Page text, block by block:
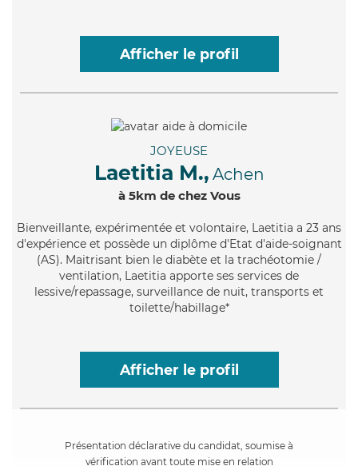
Afficher le profil
JOYEUSE
Laetitia M., Achen
à 5km de chez Vous
Bienveillante, expérimentée et volontaire, Laetitia a 23 ans
d'expérience et possède un diplôme d'Etat d'aide-soignant
(AS). Maitrisant bien le diabète et la trachéotomie /
ventilation, Laetitia apporte ses services de
lessive/repassage, surveillance de nuit, transports et
toilette/habillage*
Afficher le profil
Présentation déclarative du candidat, soumise à
vérification avant toute mise en relation